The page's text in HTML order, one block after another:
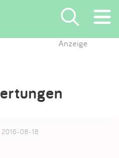
Anzeige
2016-08-18